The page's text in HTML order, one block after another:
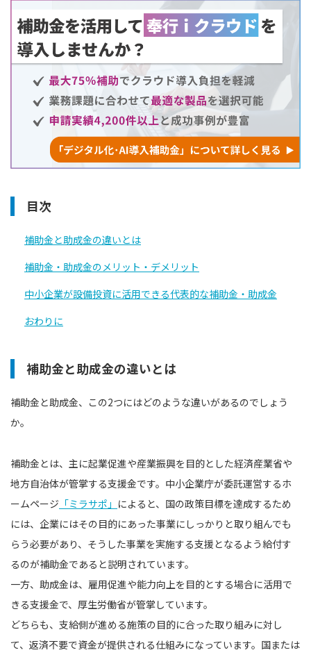
目次
補助金と助成金の違いとは
補助金・助成金のメリット・デメリット
中小企業が設備投資に活用できる代表的な補助金・助成金
おわりに
補助金と助成金の違いとは
補助金と助成金、この2つにはどのような違いがあるのでしょう
か。
補助金とは、主に起業促進や産業振興を目的とした経済産業省や
地方自治体が管掌する支援金です。中小企業庁が委託運営するホ
ームページ 「ミラサポ」 によると、国の政策目標を達成するため
には、企業にはその目的にあった事業にしっかりと取り組んでも
らう必要があり、そうした事業を実施する支援となるよう給付す
るのが補助金であると説明されています。
一方、助成金は、雇用促進や能力向上を目的とする場合に活用で
きる支援金で、厚生労働省が管掌しています。
どちらも、支給側が進める施策の目的に合った取り組みに対し
て、返済不要で資金が提供される仕組みになっています。国または